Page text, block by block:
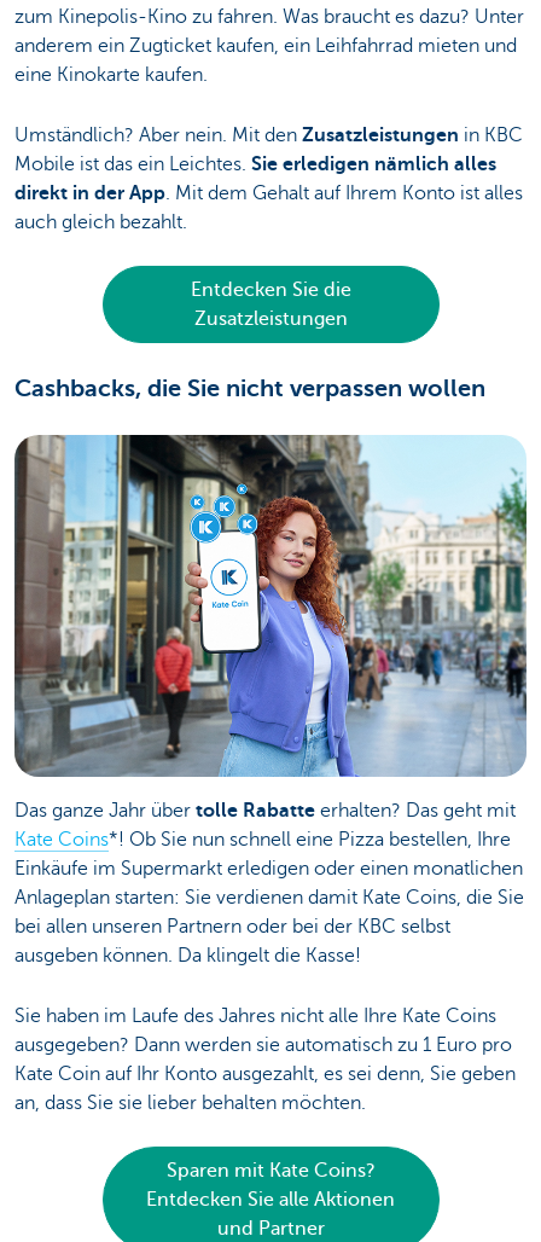
zum Kinepolis-Kino zu fahren. Was braucht es dazu? Unter
anderem ein Zugticket kaufen, ein Leihfahrrad mieten und
eine Kinokarte kaufen.
Umständlich? Aber nein. Mit den Zusatzleistungen in KBC
Mobile ist das ein Leichtes. Sie erledigen nämlich alles
direkt in der App. Mit dem Gehalt auf Ihrem Konto ist alles
auch gleich bezahlt.
Entdecken Sie die
Zusatzleistungen
Cashbacks, die Sie nicht verpassen wollen
Das ganze Jahr über tolle Rabatte erhalten? Das geht mit
Kate Coins*! Ob Sie nun schnell eine Pizza bestellen, Ihre
Einkäufe im Supermarkt erledigen oder einen monatlichen
Anlageplan starten: Sie verdienen damit Kate Coins, die Sie
bei allen unseren Partnern oder bei der KBC selbst
ausgeben können. Da klingelt die Kasse!
Sie haben im Laufe des Jahres nicht alle Ihre Kate Coins
ausgegeben? Dann werden sie automatisch zu 1 Euro pro
Kate Coin auf Ihr Konto ausgezahlt, es sei denn, Sie geben
an, dass Sie sie lieber behalten möchten.
Sparen mit Kate Coins?
Entdecken Sie alle Aktionen
und Partner